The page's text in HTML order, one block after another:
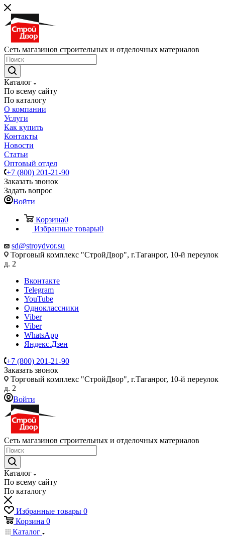
Сеть магазинов строительных и отделочных материалов
Каталог
По всему сайту
По каталогу
О компании
Услуги
Как купить
Контакты
Новости
Статьи
Оптовый отдел
+7 (800) 201-21-90
Заказать звонок
Задать вопрос
Войти
Корзина0
Избранные товары0
sd@stroydvor.su
Торговый комплекс "СтройДвор", г.Таганрог, 10-й переулок
д. 2
Вконтакте
Telegram
YouTube
Одноклассники
Viber
Viber
WhatsApp
Яндекс.Дзен
+7 (800) 201-21-90
Заказать звонок
Торговый комплекс "СтройДвор", г.Таганрог, 10-й переулок
д. 2
Войти
Сеть магазинов строительных и отделочных материалов
Каталог
По всему сайту
По каталогу
Избранные товары 0
Корзина 0
Каталог